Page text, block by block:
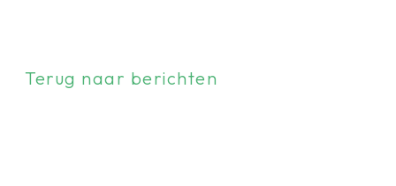
Terug naar berichten